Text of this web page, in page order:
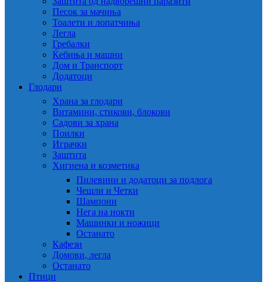
Песок за мачиња
Тоалети и лопатчиња
Легла
Гребалки
Ќебиња и машни
Дом и Транспорт
Додатоци
Глодари
Храна за глодари
Витамини, стикови, блокови
Садови за храна
Поилки
Играчки
Заштита
Хигиена и козметика
Пилевини и додатоци за подлога
Чешли и Четки
Шампони
Нега на нокти
Машинки и ножици
Останато
Кафези
Домови, легла
Останато
Птици